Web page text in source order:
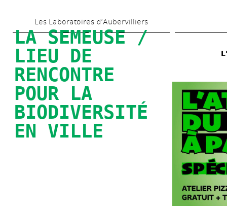
to
main
content
Les Laboratoires d’Aubervilliers
LA SEMEUSE /
LIEU DE
RENCONTRE
POUR LA
BIODIVERSITÉ
EN VILLE